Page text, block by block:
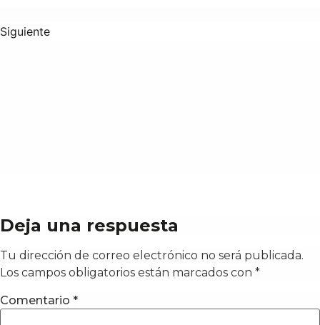
Siguiente
Deja una respuesta
Tu dirección de correo electrónico no será publicada.
Los campos obligatorios están marcados con *
Comentario *